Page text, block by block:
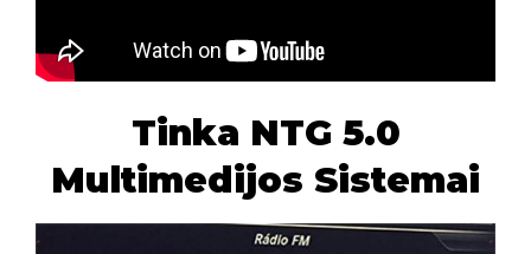
Tinka NTG 5.0
Multimedijos Sistemai